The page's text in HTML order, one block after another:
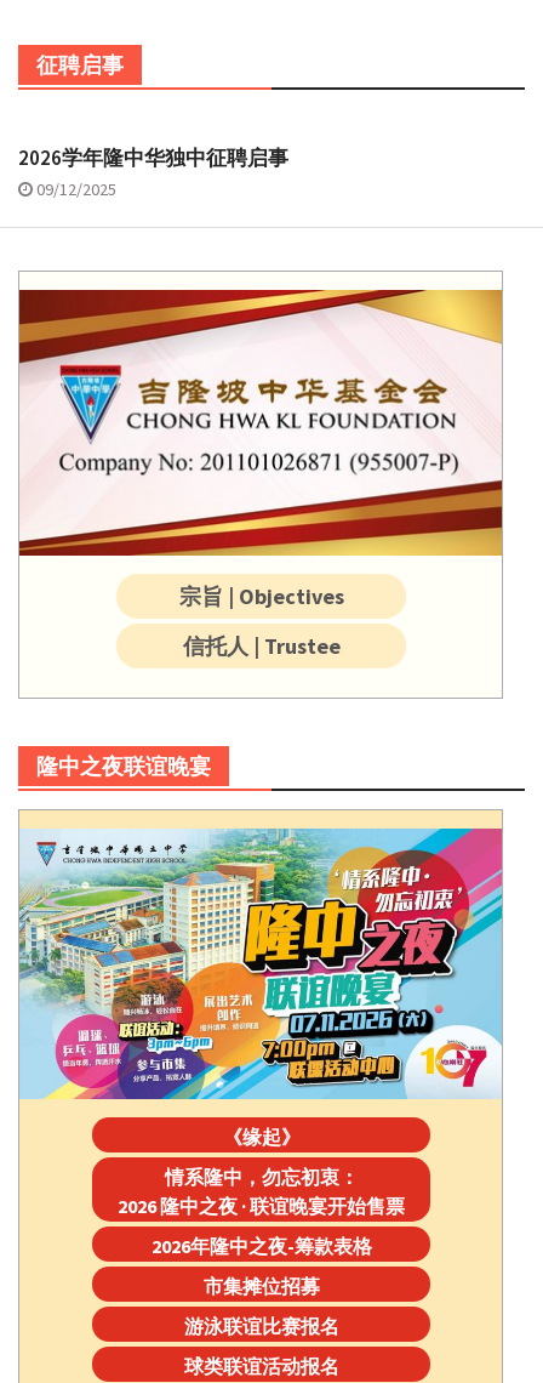
征聘启事
2026学年隆中华独中征聘启事
09/12/2025
宗旨 | Objectives
信托人 | Trustee
隆中之夜联谊晚宴
《缘起》
情系隆中，勿忘初衷：
2026 隆中之夜 · 联谊晚宴开始售票
2026年隆中之夜-筹款表格
市集摊位招募
游泳联谊比赛报名
球类联谊活动报名